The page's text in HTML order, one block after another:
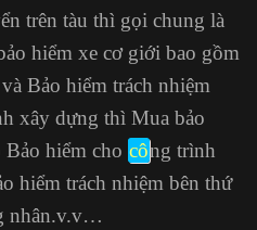
trên tàu thì gọi chung là
hiểm xe cơ giới bao gồm
Bảo hiểm trách nhiệm
xây dựng thì Mua bảo
hiểm cho công trình
hiểm trách nhiệm bên thứ
nhân.v.v…